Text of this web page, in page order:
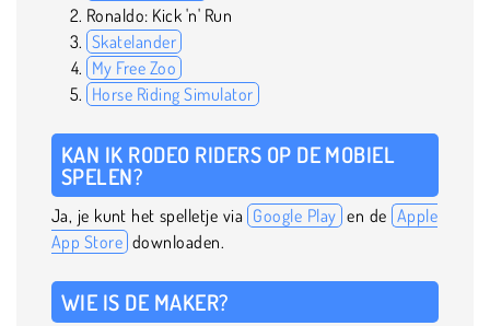
Ronaldo: Kick 'n' Run
Skatelander
My Free Zoo
Horse Riding Simulator
KAN IK RODEO RIDERS OP DE MOBIEL
SPELEN?
Ja, je kunt het spelletje via Google Play en de Apple
App Store downloaden.
WIE IS DE MAKER?